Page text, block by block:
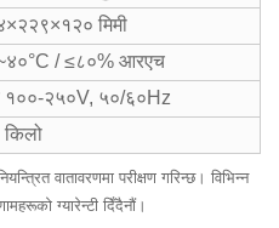
मिमी
/ ≤८०% आरएच
१००-२५०V, ५०/६०Hz
किलो
वातावरणमा परीक्षण गरिन्छ। विभिन्न
ग्यारेन्टी दिँदैनौं।